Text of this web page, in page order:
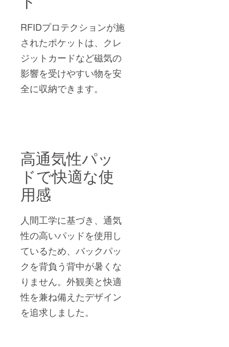
RFIDプロテクションが施
されたポケットは、クレ
ジットカードなど磁気の
影響を受けやすい物を安
全に収納できます。
高通気性パッ
ドで快適な使
用感
人間工学に基づき、通気
性の高いパッドを使用し
ているため、バックパッ
クを背負う背中が暑くな
りません。外観美と快適
性を兼ね備えたデザイン
を追求しました。